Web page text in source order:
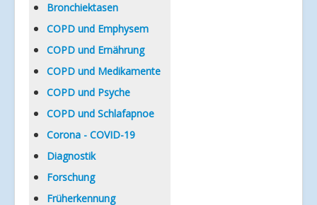
Bronchiektasen
COPD und Emphysem
COPD und Ernährung
COPD und Medikamente
COPD und Psyche
COPD und Schlafapnoe
Corona - COVID-19
Diagnostik
Forschung
Früherkennung